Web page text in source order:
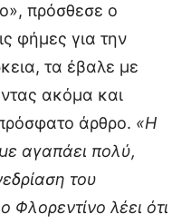
πρόσθεσε ο
φήμες για την
τα έβαλε με
ακόμα και
άρθρο. «Η
αγαπάει πολύ,
του
Φλορεντίνο λέει ότι